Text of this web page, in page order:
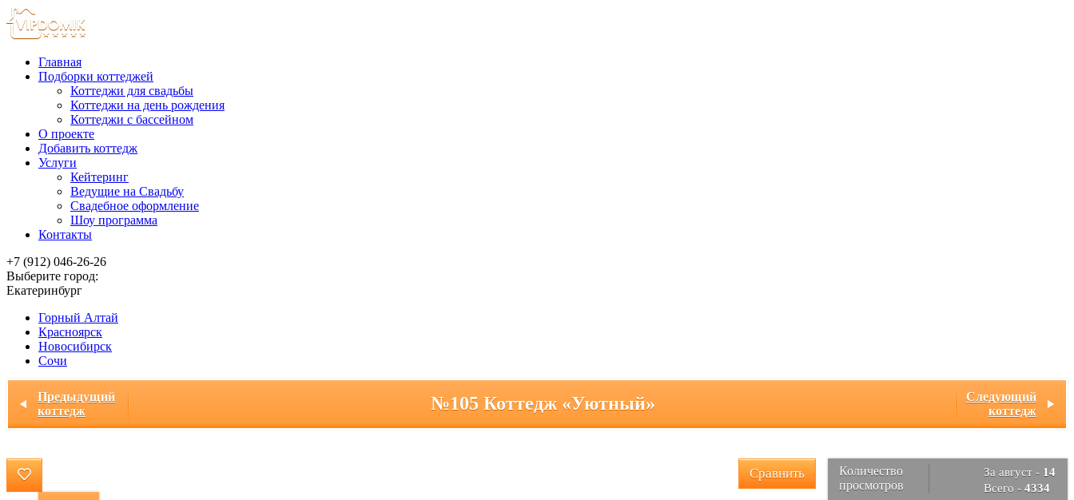
Главная
Подборки коттеджей
Коттеджи для свадьбы
Коттеджи на день рождения
Коттеджи с бассейном
О проекте
Добавить коттедж
Услуги
Кейтеринг
Ведущие на Свадьбу
Свадебное оформление
Шоу программа
Контакты
+7 (912) 046-26-26
Выберите город:
Екатеринбург
Горный Алтай
Красноярск
Новосибирск
Сочи
Предыдущий
коттедж
Следующий
коттедж
№105 Коттедж «Уютный»
Количество
просмотров
За август - 14
Всего - 4334
Сравнить